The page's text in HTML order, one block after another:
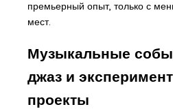
премьерный опыт, только с
мест.
Музыкальные
джаз и
проекты